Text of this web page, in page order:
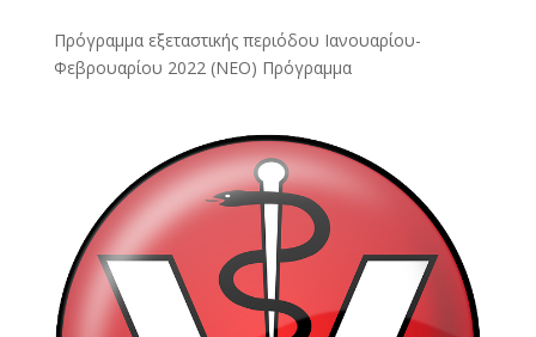
Πρόγραμμα εξεταστικής περιόδου Ιανουαρίου-
Φεβρουαρίου 2022 (NEO) Πρόγραμμα